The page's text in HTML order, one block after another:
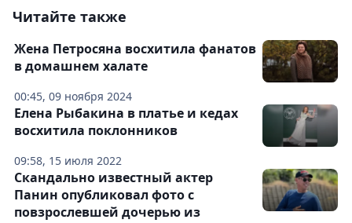
Читайте также
00:45, 09 ноября 2024
Жена Петросяна восхитила фанатов
в домашнем халате
09:58, 15 июля 2022
Елена Рыбакина в платье и кедах
восхитила поклонников
Скандально известный актер
Панин опубликовал фото с
повзрослевшей дочерью из